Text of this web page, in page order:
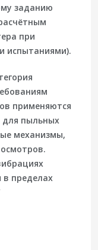
заданию
при
испытаниями).
применяются
для пыльных
механизмы,
в пределах